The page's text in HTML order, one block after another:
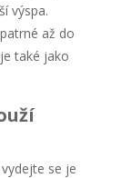
výspa.
až do
také jako
se je